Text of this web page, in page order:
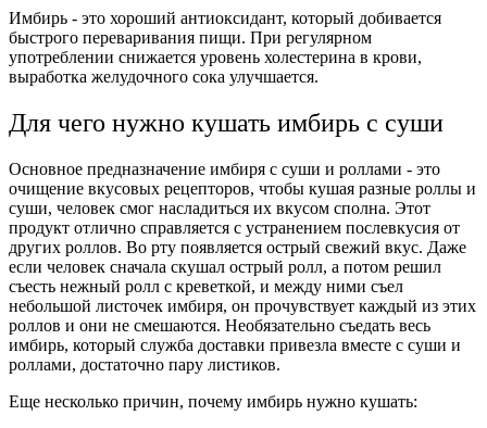
Имбирь - это хороший антиоксидант, который добивается
быстрого переваривания пищи. При регулярном
употреблении снижается уровень холестерина в крови,
выработка желудочного сока улучшается.
Для чего нужно кушать имбирь с суши
Основное предназначение имбиря с суши и роллами - это
очищение вкусовых рецепторов, чтобы кушая разные роллы и
суши, человек смог насладиться их вкусом сполна. Этот
продукт отлично справляется с устранением послевкусия от
других роллов. Во рту появляется острый свежий вкус. Даже
если человек сначала скушал острый ролл, а потом решил
съесть нежный ролл с креветкой, и между ними съел
небольшой листочек имбиря, он прочувствует каждый из этих
роллов и они не смешаются. Необязательно съедать весь
имбирь, который служба доставки привезла вместе с суши и
роллами, достаточно пару листиков.
Еще несколько причин, почему имбирь нужно кушать: